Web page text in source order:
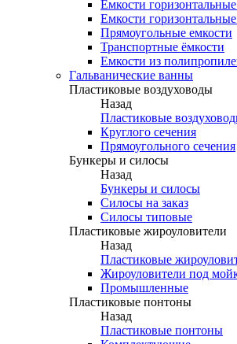
Емкости
Емкости
Прямоугольные емкости
Транспортные ёмкости
Емкости из
Гальванические ванны
Пластиковые воздуховоды
Назад
Пластиковые
Круглого сечения
Прямоугольного сечения
Бункеры и силосы
Назад
Бункеры и силосы
Силосы на заказ
Силосы типовые
Пластиковые жироуловители
Назад
Пластиковые
Жироуловители под
Промышленные
Пластиковые понтоны
Назад
Пластиковые понтоны